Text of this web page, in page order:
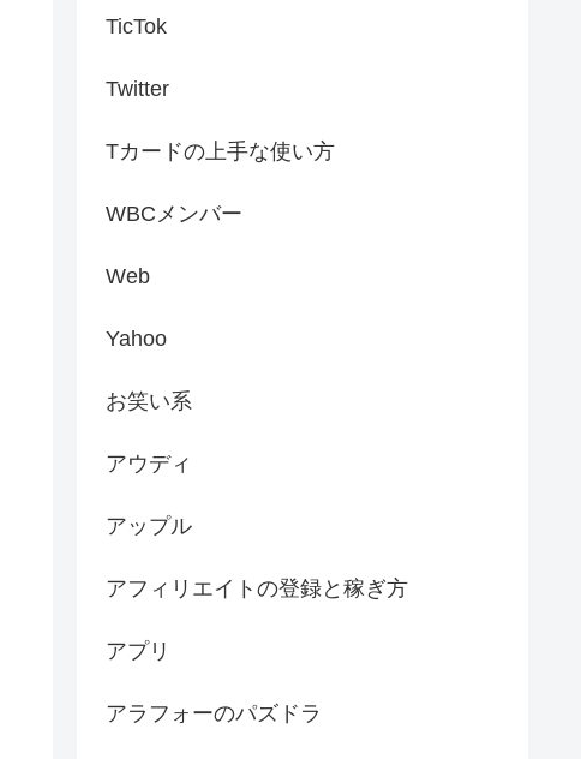
TicTok
Twitter
Tカードの上手な使い方
WBCメンバー
Web
Yahoo
お笑い系
アウディ
アップル
アフィリエイトの登録と稼ぎ方
アプリ
アラフォーのパズドラ